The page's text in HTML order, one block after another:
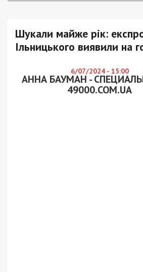
Шукали майже рік:
Ільницького виявили на
6/07/2024 - 15:00
АННА БАУМАН -
49000.COM.UA